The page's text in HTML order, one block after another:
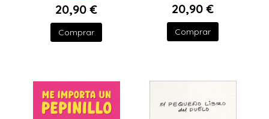
20,90 €
Comprar
20,90 €
Comprar